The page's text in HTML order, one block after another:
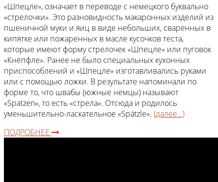
«Шпецле», означает в переводе с немецкого буквально
«стрелочки». Это разновидность макаронных изделий из
пшеничной муки и яиц в виде небольших, сваренных в
кипятке или пожаренных в масле кусочков теста,
которые имеют форму стрелочек «Шпецле» или пуговок
«Кнёпфле». Ранее не было специальных кухонных
приспособлений и «Шпецле» изготавливались руками
или с помощью ложки. В результате напоминали по
форме то, что швабы (южные немцы) называют
«Spatzen», то есть «стрела». Отсюда и родилось
уменьшительно-ласкательное «Spätzle». (далее…)
ПОДРОБНЕЕ